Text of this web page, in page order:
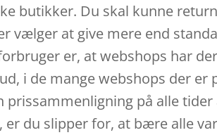
butikker. Du skal kunne
vælger at give mere end
er, at webshops har
i de mange webshops der er
på alle
du slipper for, at bære alle